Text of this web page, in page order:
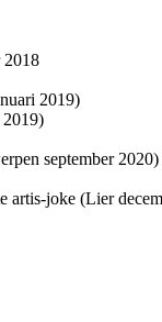
2018
2019)
september 2020)
artis-joke (Lier